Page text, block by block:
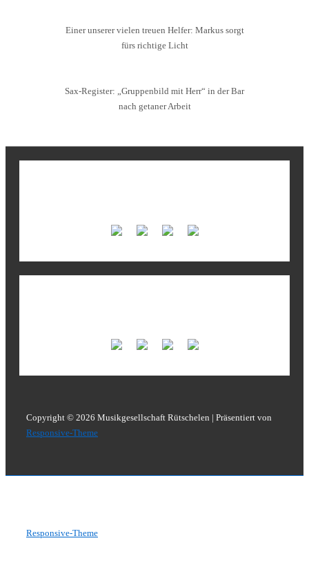
Einer unserer vielen treuen Helfer: Markus sorgt
fürs richtige Licht
Sax-Register: „Gruppenbild mit Herr“ in der Bar
nach getaner Arbeit
Copyright © 2026 Musikgesellschaft Rütschelen | Präsentiert von
Responsive-Theme
Responsive-Theme